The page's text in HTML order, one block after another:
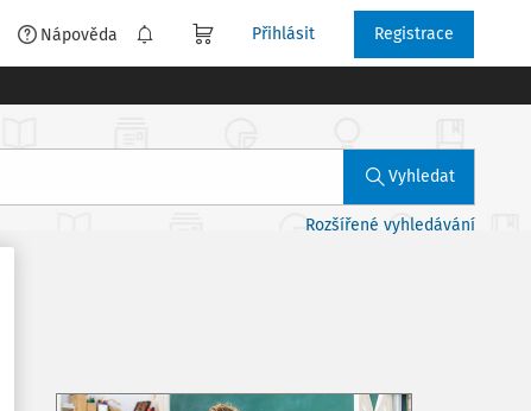
Nápověda Přihlásit Registrace
Vyhledat
Rozšířené vyhledávání